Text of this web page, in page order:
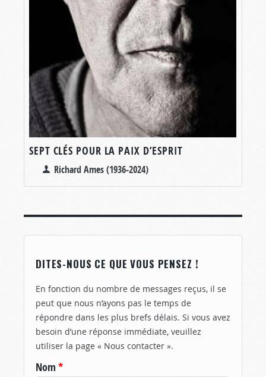
SEPT CLÉS POUR LA PAIX D’ESPRIT
Richard Ames (1936-2024)
DITES-NOUS CE QUE VOUS PENSEZ !
En fonction du nombre de messages reçus, il se
peut que nous n’ayons pas le temps de
répondre dans les plus brefs délais. Si vous avez
besoin d’une réponse immédiate, veuillez
utiliser la page « Nous contacter ».
Nom *